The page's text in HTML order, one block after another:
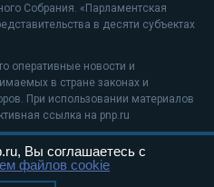
Собрания. «Парламентская
в десяти субъектах
оперативные новости и
в стране законах и
При использовании материалов
ссылка на pnp.ru
рекомендательные
Вы соглашаетесь с
файлов cookie